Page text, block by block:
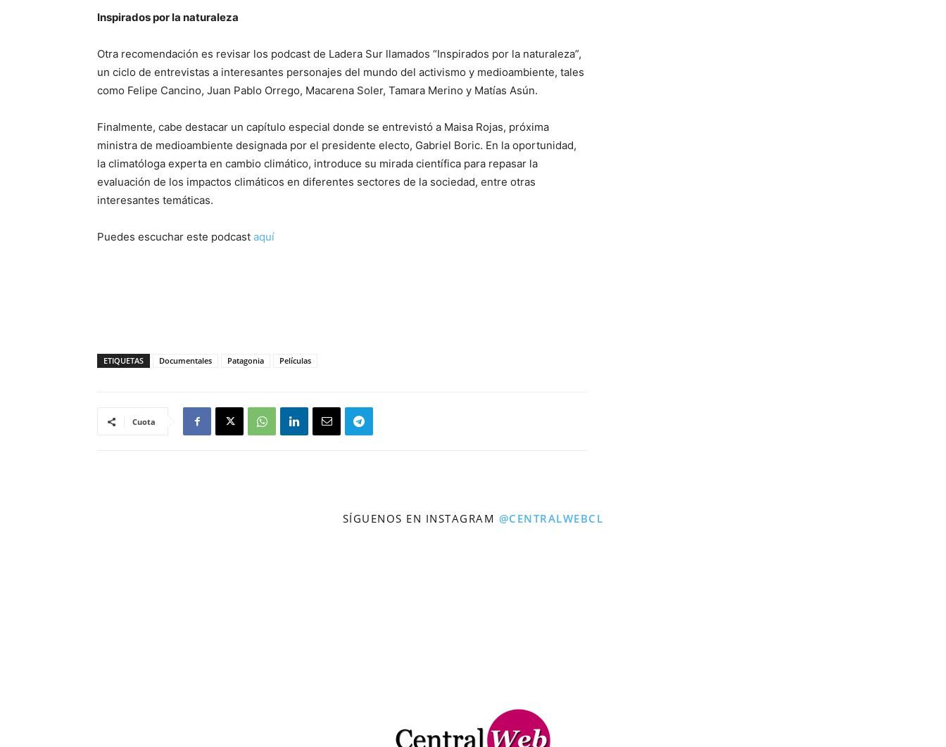
Inspirados por la naturaleza
Otra recomendación es revisar los podcast de Ladera Sur llamados “Inspirados por la naturaleza”,
un ciclo de entrevistas a interesantes personajes del mundo del activismo y medioambiente, tales
como Felipe Cancino, Juan Pablo Orrego, Macarena Soler, Tamara Merino y Matías Asún.
Finalmente, cabe destacar un capítulo especial donde se entrevistó a Maisa Rojas, próxima
ministra de medioambiente designada por el presidente electo, Gabriel Boric. En la oportunidad,
la climatóloga experta en cambio climático, introduce su mirada científica para repasar la
evaluación de los impactos climáticos en diferentes sectores de la sociedad, entre otras
interesantes temáticas.
Puedes escuchar este podcast aquí
ETIQUETAS Documentales Patagonia Películas
Cuota
SÍGUENOS EN INSTAGRAM @CENTRALWEBCL